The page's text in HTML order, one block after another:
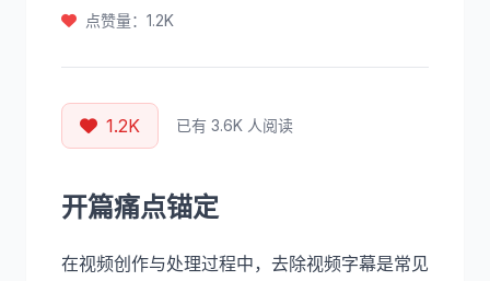
点赞量：1.2K
1.2K 已有 3.6K 人阅读
开篇痛点锚定
在视频创作与处理过程中，去除视频字幕是常见